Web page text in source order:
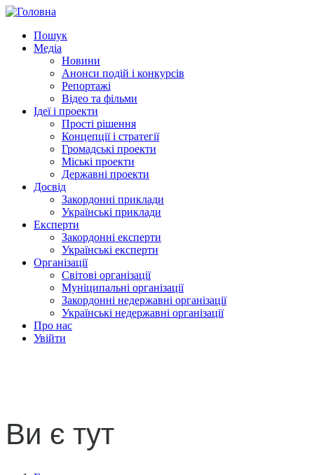
Пошук
Медіа
Новини
Анонси подій і конкурсів
Репортажі
Відео та фільми
Ідеї і проекти
Прості рішення
Концепції і стратегії
Громадські проекти
Міські проекти
Державні проекти
Досвід
Закордонні приклади
Українські приклади
Експерти
Закордонні експерти
Українські експерти
Організації
Світові організації
Муніципальні організації
Закордонні недержавні організації
Українські недержавні організації
Про нас
Увійти
Ви є тут